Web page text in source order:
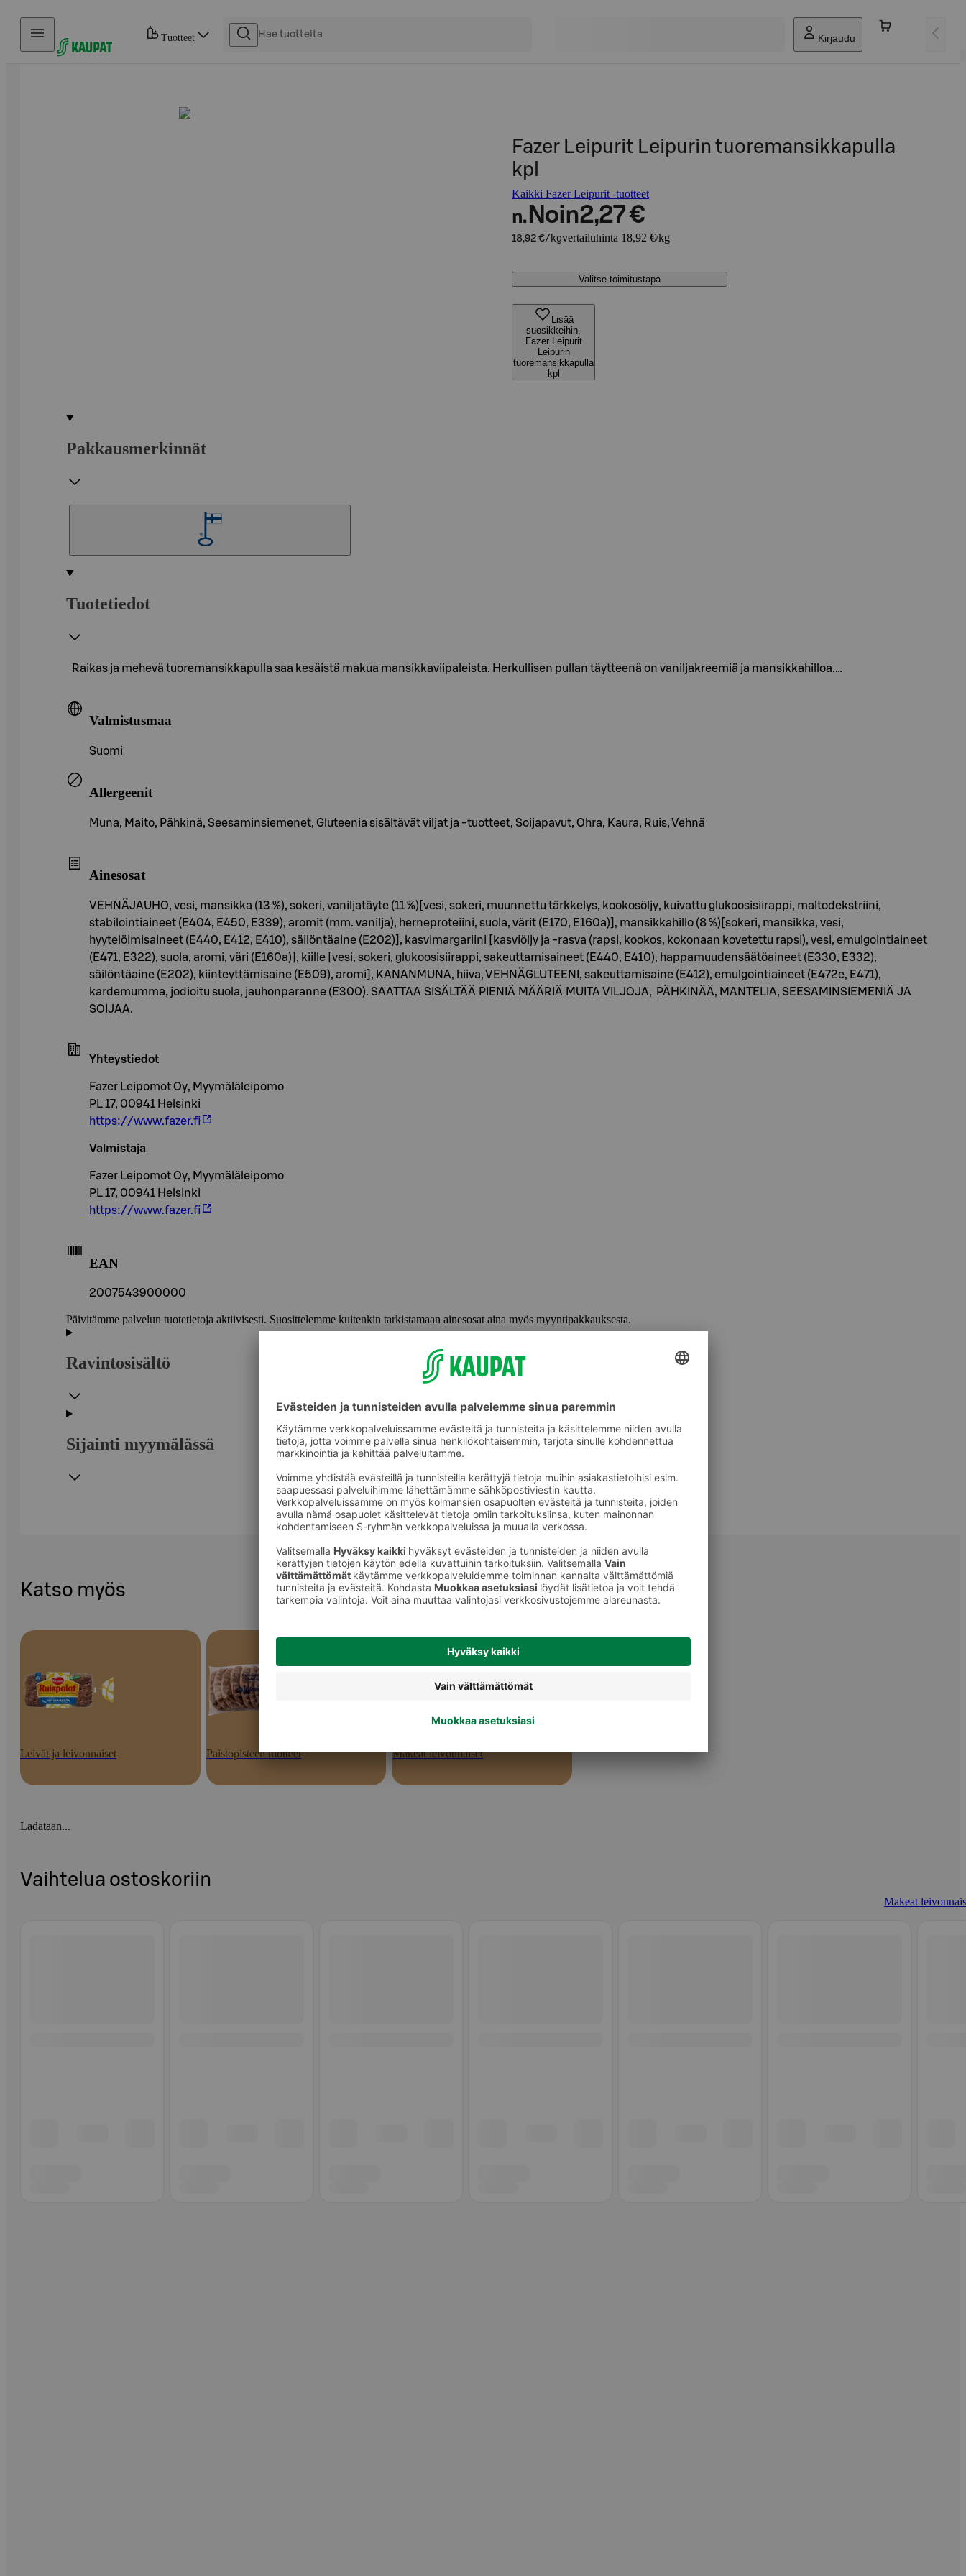
Hyppää sisältöön
Tuotteet Kirjaudu
Fazer Leipurit Leipurin tuoremansikkapulla
kpl
Kaikki Fazer Leipurit -tuotteet
n. Noin2,27 €
18,92 €/kgvertailuhinta 18,92 €/kg
Valitse toimitustapa
Lisää
suosikkeihin,
Fazer Leipurit
Leipurin
tuoremansikkapulla
kpl
Pakkausmerkinnät
Tuotetiedot
Raikas ja mehevä tuoremansikkapulla saa kesäistä makua mansikkaviipaleista. Herkullisen pullan täytteenä on vaniljakreemiä ja mansikkahilloa.…
Valmistusmaa
Suomi
Allergeenit
Muna, Maito, Pähkinä, Seesaminsiemenet, Gluteenia sisältävät viljat ja -tuotteet, Soijapavut, Ohra, Kaura, Ruis, Vehnä
Ainesosat
VEHNÄJAUHO, vesi, mansikka (13 %), sokeri, vaniljatäyte (11 %)[vesi, sokeri, muunnettu tärkkelys, kookosöljy, kuivattu glukoosisiirappi, maltodekstriini,
stabilointiaineet (E404, E450, E339), aromit (mm. vanilja), herneproteiini, suola, värit (E170, E160a)], mansikkahillo (8 %)[sokeri, mansikka, vesi,
hyytelöimisaineet (E440, E412, E410), säilöntäaine (E202)], kasvimargariini [kasviöljy ja -rasva (rapsi, kookos, kokonaan kovetettu rapsi), vesi, emulgointiaineet
(E471, E322), suola, aromi, väri (E160a)], kiille [vesi, sokeri, glukoosisiirappi, sakeuttamisaineet (E440, E410), happamuudensäätöaineet (E330, E332),
säilöntäaine (E202), kiinteyttämisaine (E509), aromi], KANANMUNA, hiiva, VEHNÄGLUTEENI, sakeuttamisaine (E412), emulgointiaineet (E472e, E471),
kardemumma, jodioitu suola, jauhonparanne (E300). SAATTAA SISÄLTÄÄ PIENIÄ MÄÄRIÄ MUITA VILJOJA, PÄHKINÄÄ, MANTELIA, SEESAMINSIEMENIÄ JA
SOIJAA.
Yhteystiedot
Fazer Leipomot Oy, Myymäläleipomo
PL 17, 00941 Helsinki
https://www.fazer.fi
Valmistaja
Fazer Leipomot Oy, Myymäläleipomo
PL 17, 00941 Helsinki
https://www.fazer.fi
EAN
2007543900000
Päivitämme palvelun tuotetietoja aktiivisesti. Suosittelemme kuitenkin tarkistamaan ainesosat aina myös myyntipakkauksesta.
Ravintosisältö
Sijainti myymälässä
Katso myös
Leivät ja leivonnaiset Paistopisteen tuotteet Makeat leivonnaiset
Ladataan...
Vaihtelua ostoskoriin
Makeat